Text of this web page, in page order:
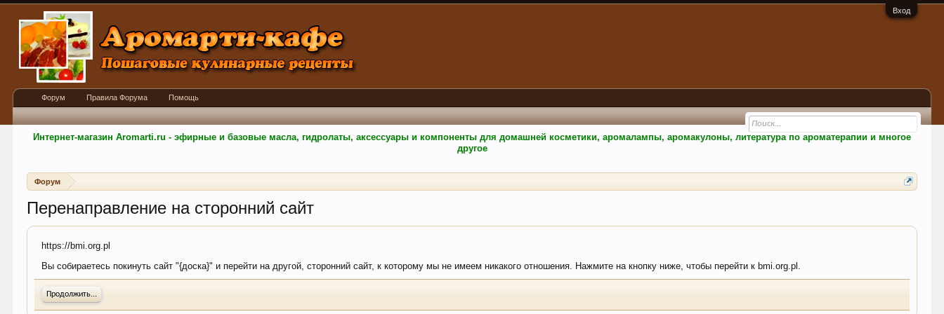
Вход
Интернет-магазин Aromarti.ru - эфирные и базовые масла, гидролаты, аксессуары и компоненты для домашней косметики, аромалампы, аромакулоны, литература по ароматерапии и многое
другое
Форум
Перенаправление на сторонний сайт
https://bmi.org.pl
Вы собираетесь покинуть сайт "{доска}" и перейти на другой, сторонний сайт, к которому мы не имеем никакого отношения. Нажмите на кнопку ниже, чтобы перейти к bmi.org.pl.
Продолжить...
Форум Правила Форума Помощь